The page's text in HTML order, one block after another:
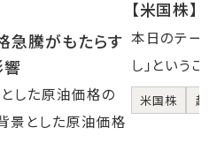
急騰がもたらす
響
した原油価格の
景とした原油価格
【米国株
本日のテー
し」という
米国株